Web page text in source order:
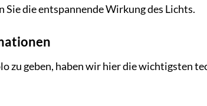
die entspannende Wirkung des Lichts.
zu geben, haben wir hier die wichtigsten